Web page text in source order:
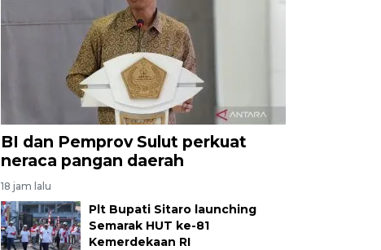
BI dan Pemprov Sulut perkuat
neraca pangan daerah
18 jam lalu
Plt Bupati Sitaro launching
Semarak HUT ke-81
Kemerdekaan RI